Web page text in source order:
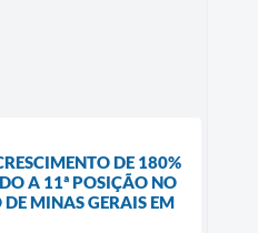
DE 180%
A 11ª POSIÇÃO NO
MINAS GERAIS EM